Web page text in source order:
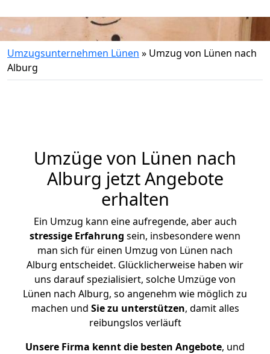
Umzugsunternehmen Lünen » Umzug von Lünen nach
Alburg
Umzüge von Lünen nach
Alburg jetzt Angebote
erhalten
Ein Umzug kann eine aufregende, aber auch
stressige Erfahrung sein, insbesondere wenn
man sich für einen Umzug von Lünen nach
Alburg entscheidet. Glücklicherweise haben wir
uns darauf spezialisiert, solche Umzüge von
Lünen nach Alburg, so angenehm wie möglich zu
machen und Sie zu unterstützen, damit alles
reibungslos verläuft
Unsere Firma kennt die besten Angebote, und